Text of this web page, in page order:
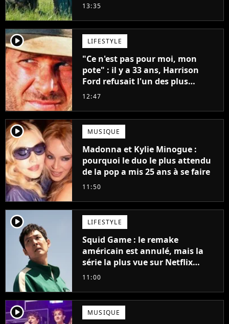
13:35
player2 LIFESTYLE
"Ce n'est pas pour moi, mon
pote" : il y a 33 ans, Harrison
Ford refusait l'un des plus
grands succès de tous les temps
12:47
player2 MUSIQUE
Madonna et Kylie Minogue :
pourquoi le duo le plus attendu
de la pop a mis 25 ans à se faire
11:50
player2 LIFESTYLE
Squid Game : le remake
américain est annulé, mais la
série la plus vue sur Netflix
pourrait avoir une version
11:00
player2 MUSIQUE